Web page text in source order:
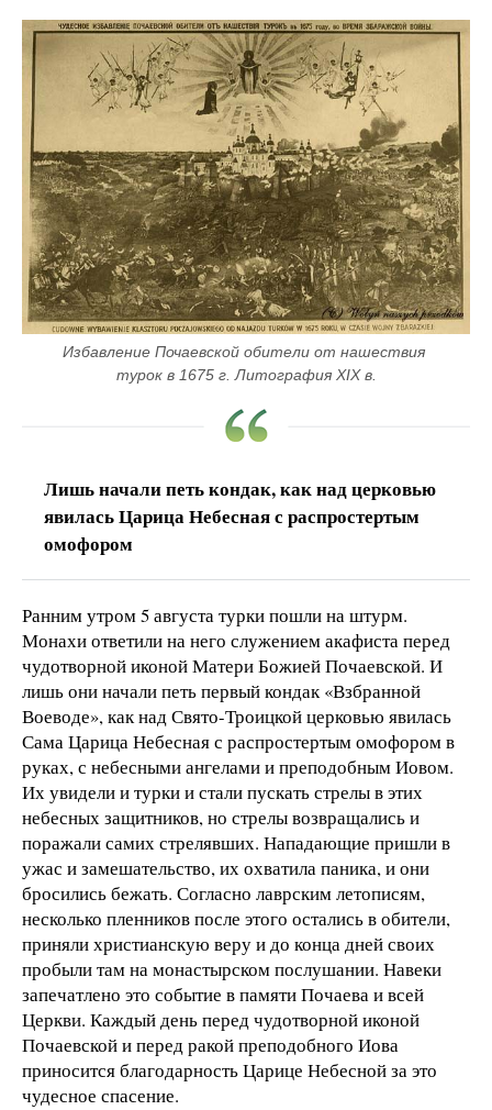
Избавление Почаевской обители от нашествия
турок в 1675 г. Литография XIX в.
Лишь начали петь кондак, как над церковью
явилась Царица Небесная с распростертым
омофором
Ранним утром 5 августа турки пошли на штурм.
Монахи ответили на него служением акафиста перед
чудотворной иконой Матери Божией Почаевской. И
лишь они начали петь первый кондак «Взбранной
Воеводе», как над Свято-Троицкой церковью явилась
Сама Царица Небесная с распростертым омофором в
руках, с небесными ангелами и преподобным Иовом.
Их увидели и турки и стали пускать стрелы в этих
небесных защитников, но стрелы возвращались и
поражали самих стрелявших. Нападающие пришли в
ужас и замешательство, их охватила паника, и они
бросились бежать. Согласно лаврским летописям,
несколько пленников после этого остались в обители,
приняли христианскую веру и до конца дней своих
пробыли там на монастырском послушании. Навеки
запечатлено это событие в памяти Почаева и всей
Церкви. Каждый день перед чудотворной иконой
Почаевской и перед ракой преподобного Иова
приносится благодарность Царице Небесной за это
чудесное спасение.